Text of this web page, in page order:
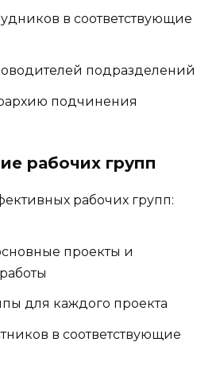
в соответствующие
подразделений
подчинения
рабочих групп
рабочих групп:
проекты и
для каждого проекта
в соответствующие